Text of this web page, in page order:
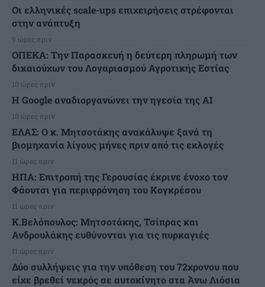
Οι ελληνικές scale-ups επιχειρήσεις στρέφονται
στην ανάπτυξη
9 ώρες πριν
ΟΠΕΚΑ: Την Παρασκευή η δεύτερη πληρωμή των
δικαιούχων του Λογαριασμού Αγροτικής Εστίας
10 ώρες πριν
H Google αναδιοργανώνει την ηγεσία της AI
10 ώρες πριν
ΕΛΑΣ: Ο κ. Μητσοτάκης ανακάλυψε ξανά τη
βιομηχανία λίγους μήνες πριν από τις εκλογές
11 ώρες πριν
ΗΠΑ: Επιτροπή της Γερουσίας έκρινε ένοχο τον
Φάουτσι για περιφρόνηση του Κογκρέσου
11 ώρες πριν
K.Βελόπουλος: Μητσοτάκης, Τσίπρας και
Ανδρουλάκης ευθύνονται για τις πυρκαγιές
11 ώρες πριν
Δύο συλλήψεις για την υπόθεση του 72χρονου που
είχε βρεθεί νεκρός σε αυτοκίνητο στα Άνω Λιόσια